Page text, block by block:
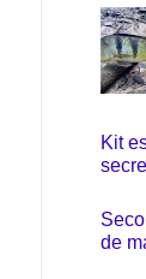
Kit
de